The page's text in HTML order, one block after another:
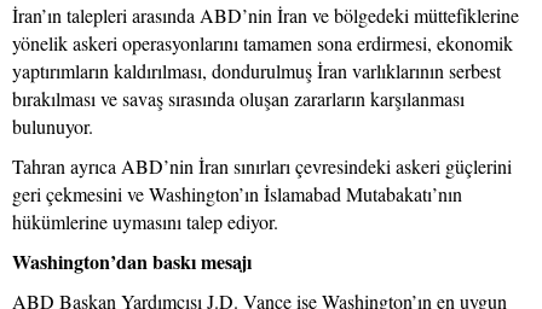
İran’ın talepleri arasında ABD’nin İran ve bölgedeki müttefiklerine
yönelik askeri operasyonlarını tamamen sona erdirmesi, ekonomik
yaptırımların kaldırılması, dondurulmuş İran varlıklarının serbest
bırakılması ve savaş sırasında oluşan zararların karşılanması
bulunuyor.
Tahran ayrıca ABD’nin İran sınırları çevresindeki askeri güçlerini
geri çekmesini ve Washington’ın İslamabad Mutabakatı’nın
hükümlerine uymasını talep ediyor.
Washington’dan baskı mesajı
ABD Başkan Yardımcısı J.D. Vance ise Washington’ın en uygun